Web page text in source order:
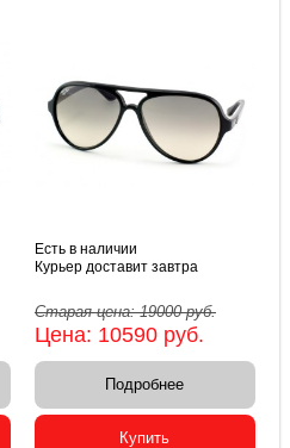
Есть в наличии
Курьер доставит завтра
Старая цена:19000руб.
Цена: 10590 руб.
Подробнее
Купить